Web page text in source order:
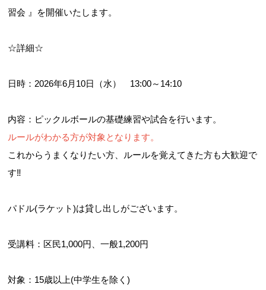
習会 』を開催いたします。
☆詳細☆
日時：2026年6月10日（水） 13:00～14:10
内容：ピックルボールの基礎練習や試合を行います。
ルールがわかる方が対象となります。
これからうまくなりたい方、ルールを覚えてきた方も大歓迎で
す‼
パドル(ラケット)は貸し出しがございます。
受講料：区民1,000円、一般1,200円
対象：15歳以上(中学生を除く)